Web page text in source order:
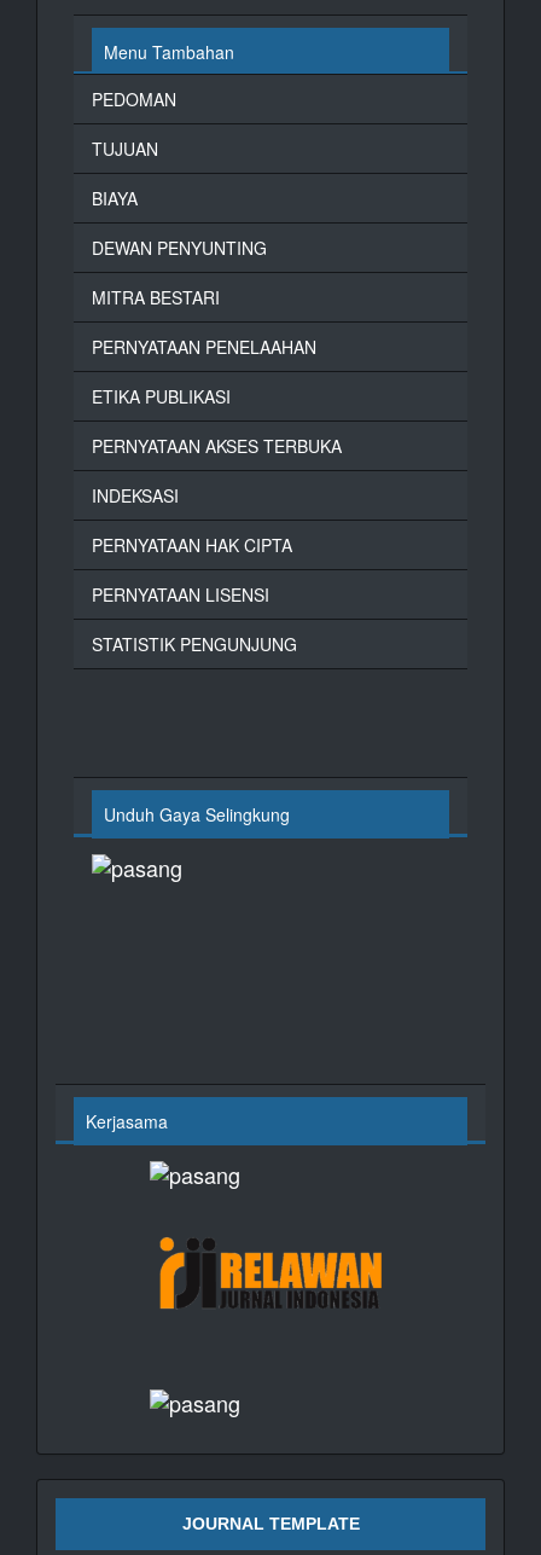
Menu Tambahan
PEDOMAN
TUJUAN
BIAYA
DEWAN PENYUNTING
MITRA BESTARI
PERNYATAAN PENELAAHAN
ETIKA PUBLIKASI
PERNYATAAN AKSES TERBUKA
INDEKSASI
PERNYATAAN HAK CIPTA
PERNYATAAN LISENSI
STATISTIK PENGUNJUNG
Unduh Gaya Selingkung
Kerjasama
JOURNAL TEMPLATE